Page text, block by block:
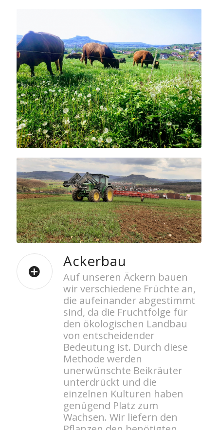
Ackerbau
Auf unseren Äckern bauen
wir verschiedene Früchte an,
die aufeinander abgestimmt
sind, da die Fruchtfolge für
den ökologischen Landbau
von entscheidender
Bedeutung ist. Durch diese
Methode werden
unerwünschte Beikräuter
unterdrückt und die
einzelnen Kulturen haben
genügend Platz zum
Wachsen. Wir liefern den